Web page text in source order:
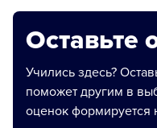
Оставьте
Учились здесь?
поможет другим в
оценок формируется